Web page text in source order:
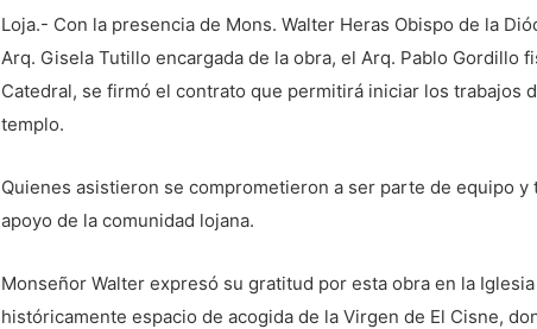
Loja.- Con la presencia de Mons. Walter Heras Obispo de la
Arq. Gisela Tutillo encargada de la obra, el Arq. Pablo
Catedral, se firmó el contrato que permitirá iniciar los trabajos
templo.
Quienes asistieron se comprometieron a ser parte de equipo
apoyo de la comunidad lojana.
Monseñor Walter expresó su gratitud por esta obra en la
históricamente espacio de acogida de la Virgen de El Cisne,